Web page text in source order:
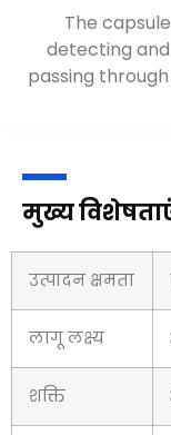
The
detecting
passing
मुख्य
उत्पादन क्षमता
लागू लक्ष्य
शक्ति